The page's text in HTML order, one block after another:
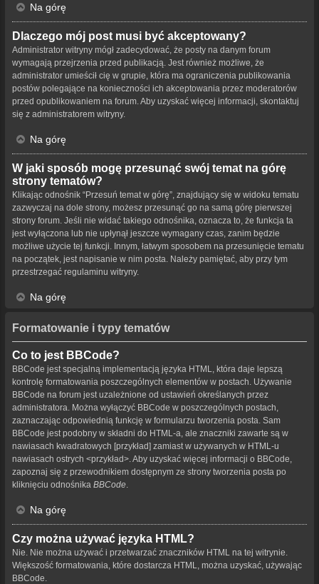
Na górę
Dlaczego mój post musi być akceptowany?
Administrator witryny mógł zadecydować, że posty na danym forum
wymagają przejrzenia przed publikacją. Jest również możliwe, że
administrator umieścił cię w grupie, która ma ograniczenia publikowania
postów polegające na konieczności ich akceptowania przez moderatorów
przed opublikowaniem na forum. Aby uzyskać więcej informacji, skontaktuj
się z administratorem witryny.
Na górę
W jaki sposób mogę przesunąć swój temat na górę
strony tematów?
Klikając odnośnik “Przesuń temat w górę”, znajdujący się w widoku tematu
zazwyczaj na dole strony, możesz przesunąć go na samą górę pierwszej
strony forum. Jeśli nie widać takiego odnośnika, oznacza to, że funkcja ta
jest wyłączona lub nie upłynął jeszcze wymagany czas, zanim będzie
możliwe użycie tej funkcji. Innym, łatwym sposobem na przesunięcie tematu
na początek, jest napisanie w nim posta. Należy pamiętać, aby przy tym
przestrzegać regulaminu witryny.
Na górę
Formatowanie i typy tematów
Co to jest BBCode?
BBCode jest specjalną implementacją języka HTML, która daje lepszą
kontrolę formatowania poszczególnych elementów w postach. Używanie
BBCode na forum jest uzależnione od ustawień określanych przez
administratora. Można wyłączyć BBCode w poszczególnych postach,
zaznaczając odpowiednią funkcję w formularzu tworzenia posta. Sam
BBCode jest podobny w składni do HTML-a, ale znaczniki zawarte są w
nawiasach kwadratowych [przykład] zamiast w używanych w HTML-u
nawiasach ostrych <przykład>. Aby uzyskać więcej informacji o BBCode,
zapoznaj się z przewodnikiem dostępnym ze strony tworzenia posta po
kliknięciu odnośnika BBCode
Na górę
Czy można używać języka HTML?
Nie. Nie można używać i przetwarzać znaczników HTML na tej witrynie.
Większość formatowania, które dostarcza HTML, można uzyskać, używając
BBCode.